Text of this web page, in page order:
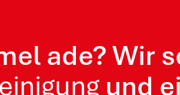
ade? Wir
und